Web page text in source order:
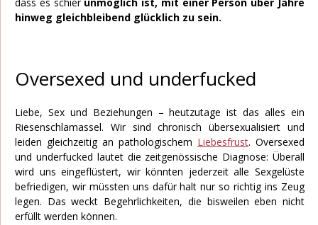
hinweg gleichbleibend glücklich zu sein.
Oversexed und underfucked
Liebe, Sex und Beziehungen – heutzutage ist das alles ein
Riesenschlamassel. Wir sind chronisch übersexualisiert und
leiden gleichzeitig an pathologischem Liebesfrust. Oversexed
und underfucked lautet die zeitgenössische Diagnose: Überall
wird uns eingeflüstert, wir könnten jederzeit alle Sexgelüste
befriedigen, wir müssten uns dafür halt nur so richtig ins Zeug
legen. Das weckt Begehrlichkeiten, die bisweilen eben nicht
erfüllt werden können.